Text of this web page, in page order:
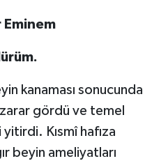
Eminem
kanaması sonucunda
gördü ve temel
Kısmî hafıza
beyin ameliyatları